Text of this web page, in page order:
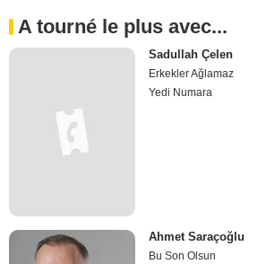
A tourné le plus avec...
Sadullah Çelen
Erkekler Ağlamaz
Yedi Numara
Ahmet Saraçoğlu
Bu Son Olsun